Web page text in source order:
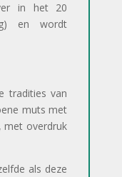
in het 20
en wordt
tradities van
muts met
met overdruk
als deze